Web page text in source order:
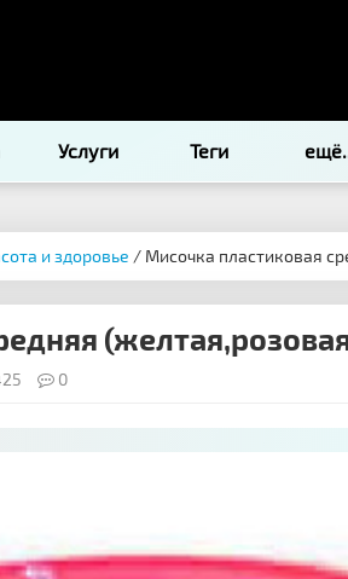
Услуги Теги
и здоровье / Мисочка пластиковая
0